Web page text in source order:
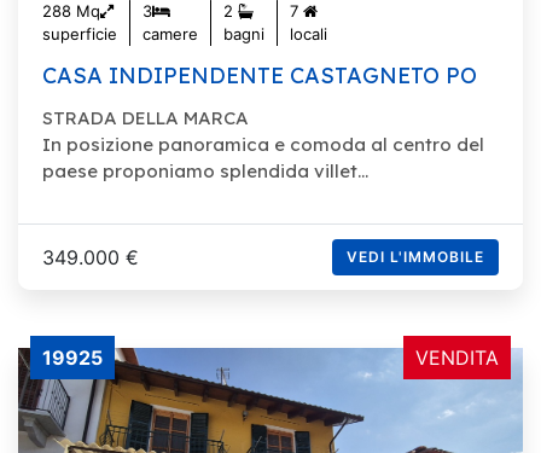
288 Mq
superficie
3
camere
2
bagni
7
locali
CASA INDIPENDENTE CASTAGNETO PO
STRADA DELLA MARCA
In posizione panoramica e comoda al centro del
paese proponiamo splendida villet...
349.000 € VEDI L'IMMOBILE
VENDITA
19925